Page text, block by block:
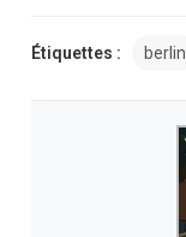
Étiquettes : berlin